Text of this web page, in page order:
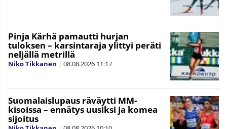
Pinja Kärhä pamautti hurjan
tuloksen – karsintaraja ylittyi peräti
neljällä metrillä
Niko Tikkanen | 08.08.2026 11:17
Suomalaislupaus räväytti MM-
kisoissa – ennätys uusiksi ja komea
sijoitus